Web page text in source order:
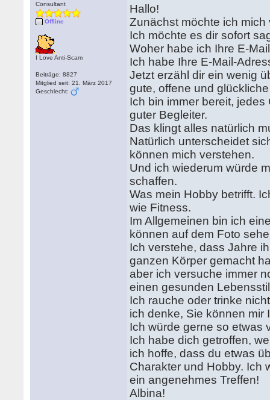
Consultant
Offline
I Love Anti-Scam
Beiträge: 8827
Mitglied seit: 21. März 2017
Geschlecht:
Hallo!
Zunächst möchte ich
Ich möchte es dir sofort
Woher habe ich Ihre E-
Ich habe Ihre E-Mail-
Jetzt erzähl dir ein wenig
gute, offene und
Ich bin immer bereit,
guter Begleiter.
Das klingt alles natürlich
Natürlich unterscheidet
können mich verstehen.
Und ich wiederum würde
schaffen.
Was mein Hobby betrifft.
wie Fitness.
Im Allgemeinen bin ich
können auf dem Foto
Ich verstehe, dass Jahre
ganzen Körper gemacht
aber ich versuche immer
einen gesunden
Ich rauche oder trinke
ich denke, Sie können mir
Ich würde gerne so etwas
Ich habe dich getroffen,
ich hoffe, dass du etwas
Charakter und Hobby. Ich
ein angenehmes Treffen!
Albina!